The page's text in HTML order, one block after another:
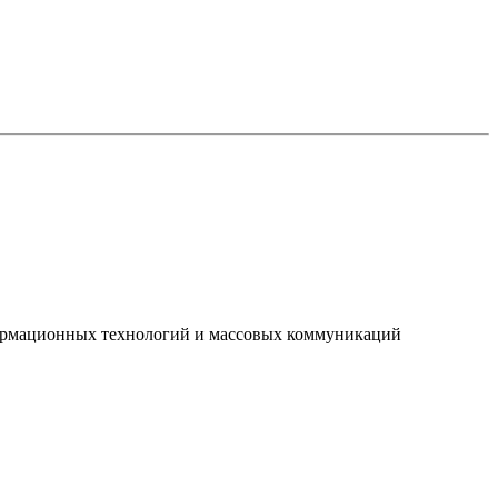
технологий и массовых коммуникаций